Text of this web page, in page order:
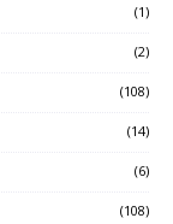
(1)
(2)
(108)
(14)
(6)
(108)